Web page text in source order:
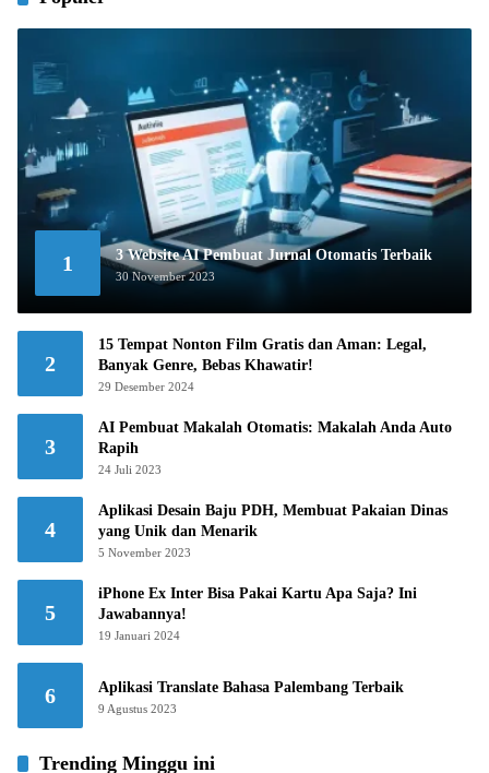
1 3 Website AI Pembuat Jurnal Otomatis Terbaik
30 November 2023
2
15 Tempat Nonton Film Gratis dan Aman: Legal,
Banyak Genre, Bebas Khawatir!
29 Desember 2024
3
AI Pembuat Makalah Otomatis: Makalah Anda Auto
Rapih
24 Juli 2023
4
Aplikasi Desain Baju PDH, Membuat Pakaian Dinas
yang Unik dan Menarik
5 November 2023
5
iPhone Ex Inter Bisa Pakai Kartu Apa Saja? Ini
Jawabannya!
19 Januari 2024
6 Aplikasi Translate Bahasa Palembang Terbaik
9 Agustus 2023
Trending Minggu ini